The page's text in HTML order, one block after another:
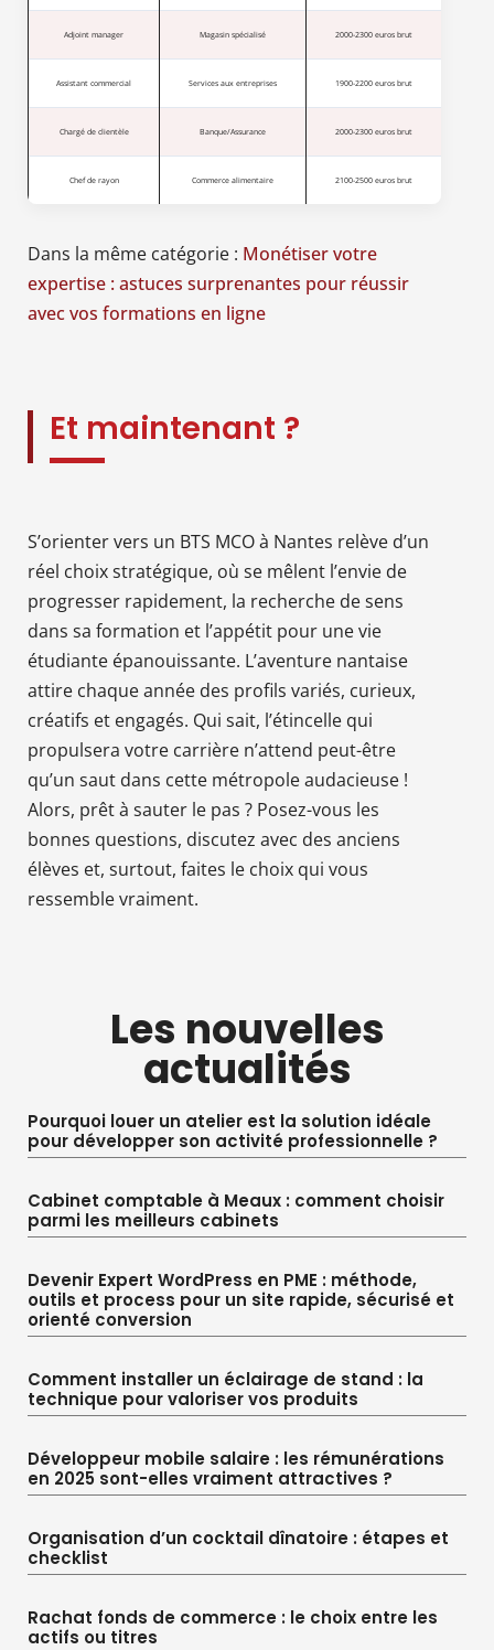
Adjoint manager Magasin spécialisé 2000-2300 euros brut
Assistant commercial Services aux entreprises 1900-2200 euros brut
Chargé de clientèle Banque/Assurance 2000-2300 euros brut
Chef de rayon Commerce alimentaire 2100-2500 euros brut
Dans la même catégorie : Monétiser votre
expertise : astuces surprenantes pour réussir
avec vos formations en ligne
Et maintenant ?
S’orienter vers un BTS MCO à Nantes relève d’un
réel choix stratégique, où se mêlent l’envie de
progresser rapidement, la recherche de sens
dans sa formation et l’appétit pour une vie
étudiante épanouissante. L’aventure nantaise
attire chaque année des profils variés, curieux,
créatifs et engagés. Qui sait, l’étincelle qui
propulsera votre carrière n’attend peut-être
qu’un saut dans cette métropole audacieuse !
Alors, prêt à sauter le pas ? Posez-vous les
bonnes questions, discutez avec des anciens
élèves et, surtout, faites le choix qui vous
ressemble vraiment.
Les nouvelles
actualités
Pourquoi louer un atelier est la solution idéale
pour développer son activité professionnelle ?
Cabinet comptable à Meaux : comment choisir
parmi les meilleurs cabinets
Devenir Expert WordPress en PME : méthode,
outils et process pour un site rapide, sécurisé et
orienté conversion
Comment installer un éclairage de stand : la
technique pour valoriser vos produits
Développeur mobile salaire : les rémunérations
en 2025 sont-elles vraiment attractives ?
Organisation d’un cocktail dînatoire : étapes et
checklist
Rachat fonds de commerce : le choix entre les
actifs ou titres